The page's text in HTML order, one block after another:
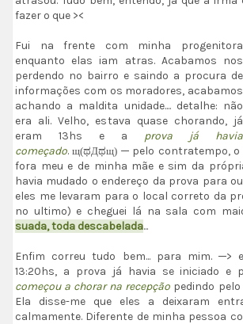
fazer o que ><
Fui na frente com minha progenitora
enquanto elas iam atras. Acabamos nos
perdendo no bairro e saindo a procura de
informações com os moradores, acabamos
achando a maldita unidade.... detalhe: não
era ali. Velho, estava quase chorando, já
eram 13hs e a prova já havia
começado.щ(ಥДಥщ) ─ pelo contratempo, o
fora meu e de minha mãe e sim da
havia mudado o endereço da prova para
eles me levaram para o local correto da
no ultimo) e cheguei lá na sala com
suada, toda descabelada...
Enfim correu tudo bem... para mim. ─>
13:20hs, a prova já havia se iniciado e
começou a chorar na recepção pedindo
Ela disse-me que eles a deixaram
calmamente. Diferente de minha pessoa